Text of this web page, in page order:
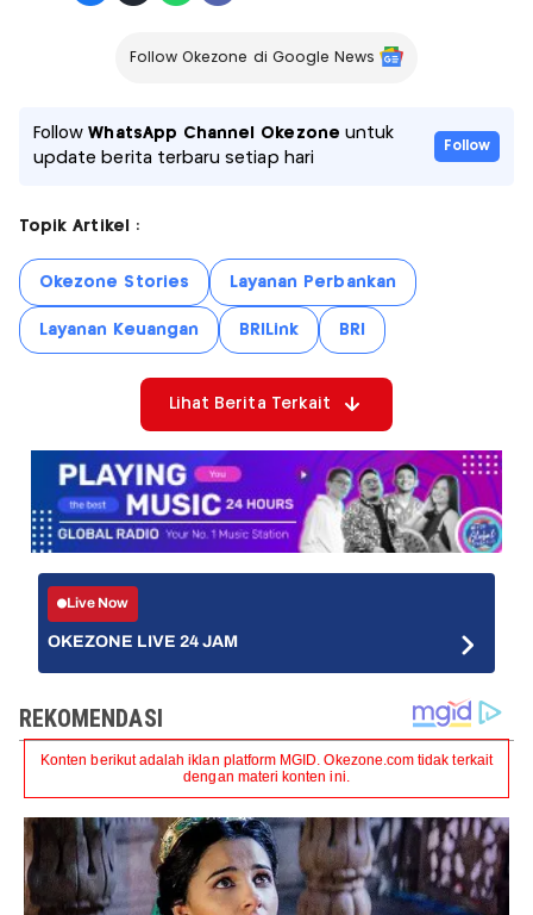
Follow Okezone di Google News
FollowWhatsApp Channel Okezone untuk
update berita terbaru setiap hari
Follow
Topik Artikel :
Okezone Stories Layanan Perbankan
Layanan Keuangan BRILink BRI
Lihat Berita Terkait
Live Now
OKEZONE LIVE 24 JAM